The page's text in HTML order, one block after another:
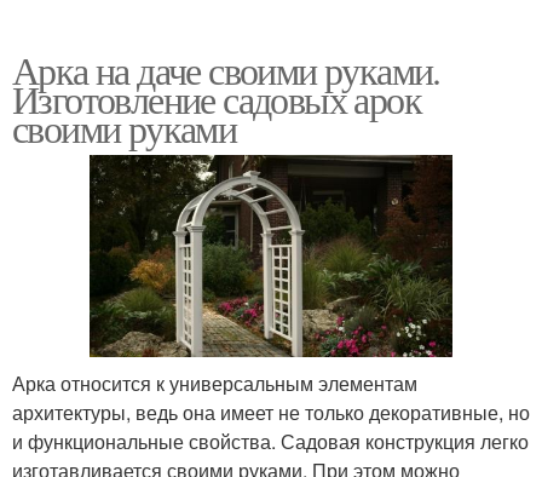
Арка на даче своими руками.
Изготовление садовых арок
своими руками
Арка относится к универсальным элементам
архитектуры, ведь она имеет не только декоративные, но
и функциональные свойства. Садовая конструкция легко
изготавливается своими руками. При этом можно